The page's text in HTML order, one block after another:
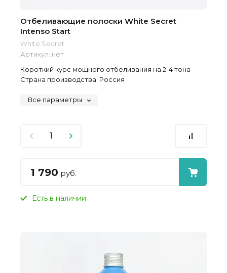
Отбеливающие полоски White Secret
Intenso Start
White Secret
Артикул: нет
Короткий курс мощного отбеливания на 2-4 тона
Страна производства: Россия
Все параметры
1 790 руб.
Есть в наличии